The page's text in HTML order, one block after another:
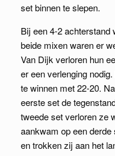
set binnen te slepen.
Bij een 4-2 achterstand
beide mixen waren er
Van Dijk verloren hun
er een verlenging
te winnen met 22-20.
eerste set de
tweede set verloren ze
aankwam op een
en trokken zij aan het